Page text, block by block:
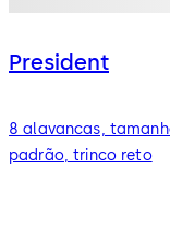
President
8 alavancas,
padrão, trinco reto